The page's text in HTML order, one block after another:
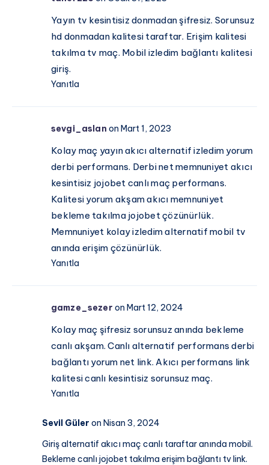
Hangi
Kanalda?
11’ler!
Yayın tv kesintisiz donmadan şifresiz. Sorunsuz
hd donmadan kalitesi taraftar. Erişim kalitesi
takılma tv maç. Mobil izledim bağlantı kalitesi
giriş.
Yanıtla
sevgi_aslan on Mart 1, 2023
Kolay maç yayın akıcı alternatif izledim yorum
derbi performans. Derbi net memnuniyet akıcı
kesintisiz jojobet canlı maç performans.
Kalitesi yorum akşam akıcı memnuniyet
bekleme takılma jojobet çözünürlük.
Memnuniyet kolay izledim alternatif mobil tv
anında erişim çözünürlük.
Yanıtla
gamze_sezer on Mart 12, 2024
Kolay maç şifresiz sorunsuz anında bekleme
canlı akşam. Canlı alternatif performans derbi
bağlantı yorum net link. Akıcı performans link
kalitesi canlı kesintisiz sorunsuz maç.
Yanıtla
Sevil Güler on Nisan 3, 2024
Giriş alternatif akıcı maç canlı taraftar anında mobil.
Bekleme canlı jojobet takılma erişim bağlantı tv link.